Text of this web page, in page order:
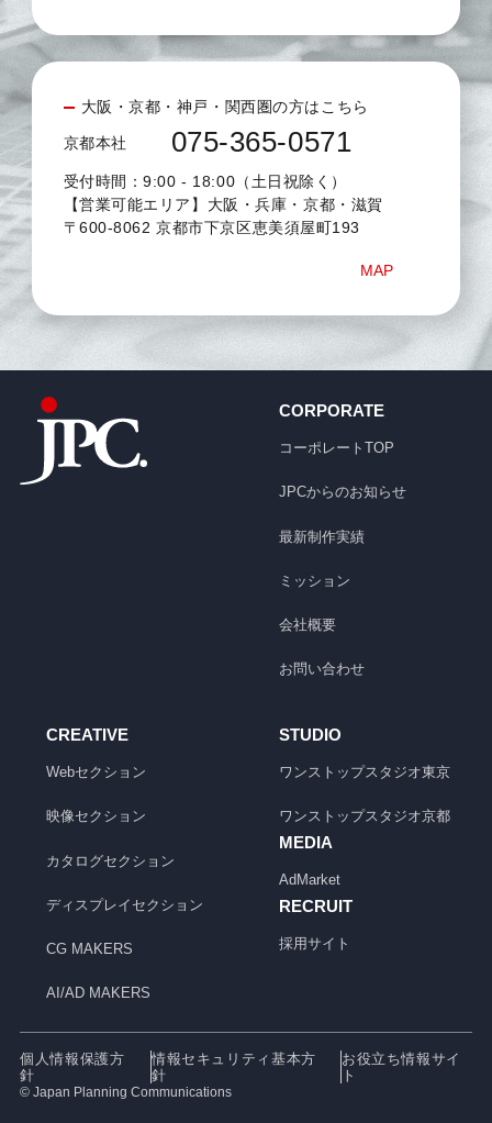
大阪・京都・神戸・関西圏の方はこちら
京都本社 075-365-0571
受付時間：9:00 - 18:00（土日祝除く）
【営業可能エリア】大阪・兵庫・京都・滋賀
〒600-8062 京都市下京区恵美須屋町193
MAP
CORPORATE
コーポレートTOP
JPCからのお知らせ
最新制作実績
ミッション
会社概要
お問い合わせ
CREATIVE
Webセクション
映像セクション
カタログセクション
ディスプレイセクション
CG MAKERS
AI/AD MAKERS
STUDIO
ワンストップスタジオ東京
ワンストップスタジオ京都
MEDIA
AdMarket
RECRUIT
採用サイト
個人情報保護方
針
情報セキュリティ基本方
針
お役立ち情報サイ
ト
© Japan Planning Communications